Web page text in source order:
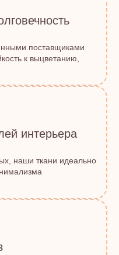
поставщиками
к выцветанию,
интерьера
наши ткани идеально